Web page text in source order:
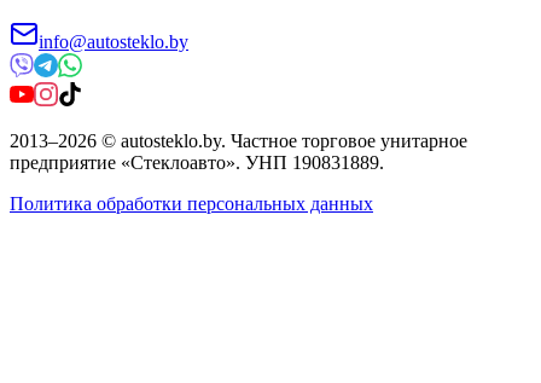
info@autosteklo.by
2013–2026 © autosteklo.by. Частное торговое унитарное
предприятие «Стеклоавто». УНП 190831889.
Политика обработки персональных данных